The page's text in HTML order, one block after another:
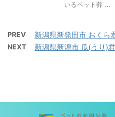
いるペット葬 ...
PREV 新潟県新発田市 おく
NEXT 新潟県新潟市 瓜(うり